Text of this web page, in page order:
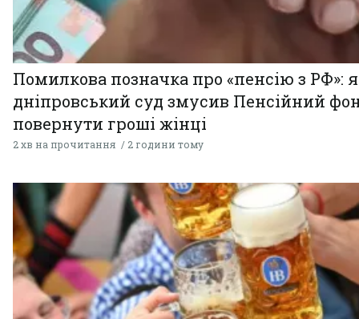
Помилкова позначка про «пенсію з РФ»:
дніпровський суд змусив Пенсійний
повернути гроші жінці
2 хв на прочитання 2 години тому